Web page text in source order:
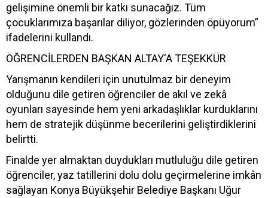
gelişimine önemli bir katkı sunacağız. Tüm
çocuklarımıza başarılar diliyor, gözlerinden öpüyorum”
ifadelerini kullandı.
ÖĞRENCİLERDEN BAŞKAN ALTAY'A TEŞEKKÜR
Yarışmanın kendileri için unutulmaz bir deneyim
olduğunu dile getiren öğrenciler de akıl ve zekâ
oyunları sayesinde hem yeni arkadaşlıklar kurduklarını
hem de stratejik düşünme becerilerini geliştirdiklerini
belirtti.
Finalde yer almaktan duydukları mutluluğu dile getiren
öğrenciler, yaz tatillerini dolu dolu geçirmelerine imkân
sağlayan Konya Büyükşehir Belediye Başkanı Uğur